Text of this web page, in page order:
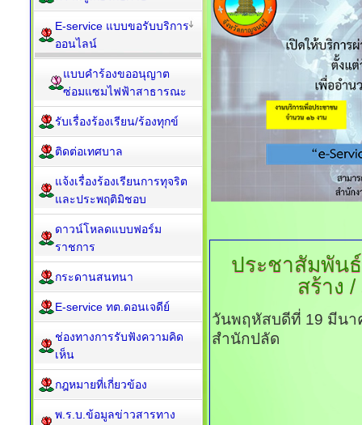
ประชาสัมพันธ์
สร้าง
วันพฤหัสบดีที่ 19 มีนา
สำนักปลัด
E-service แบบขอรับบริการ
ออนไลน์
แบบคำร้องขออนุญาต
ซ่อมแซมไฟฟ้าสาธารณะ
รับเรื่องร้องเรียน/ร้องทุกข์
ติดต่อเทศบาล
แจ้งเรื่องร้องเรียนการทุจริต
และประพฤติมิชอบ
ดาวน์โหลดแบบฟอร์ม
ราชการ
กระดานสนทนา
E-service ทต.ดอนเจดีย์
ช่องทางการรับฟังความคิด
เห็น
กฎหมายที่เกี่ยวข้อง
พ.ร.บ.ข้อมูลข่าวสารทาง